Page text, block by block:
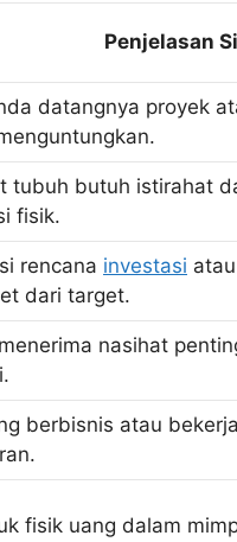
Penjelasan
datangnya proyek
tubuh butuh istirahat
fisik.
rencana investasi
dari target.
nasihat
berbisnis atau
fisik uang dalam